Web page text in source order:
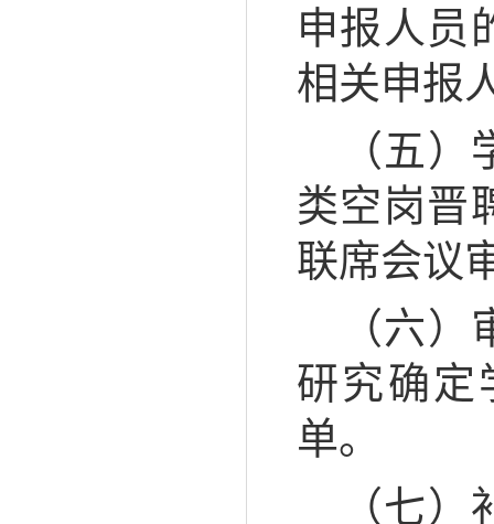
申报人员
相关申报
（五
类空岗晋
联席会议
（六
研究确定
单。
（七